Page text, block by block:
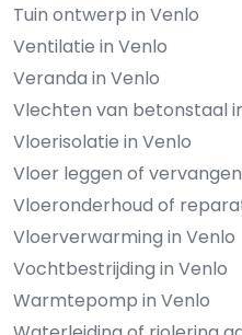
Tuin ontwerp in Venlo
Ventilatie in Venlo
Veranda in Venlo
Vlechten van betonstaal
Vloerisolatie in Venlo
Vloer leggen of
Vloeronderhoud of
Vloerverwarming in Venlo
Vochtbestrijding in Venlo
Warmtepomp in Venlo